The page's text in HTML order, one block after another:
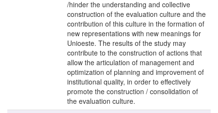
/hinder the understanding and collective
construction of the evaluation culture and the
contribution of this culture in the formation of
new representations with new meanings for
Unioeste. The results of the study may
contribute to the construction of actions that
allow the articulation of management and
optimization of planning and improvement of
institutional quality, in order to effectively
promote the construction / consolidation of
the evaluation culture.